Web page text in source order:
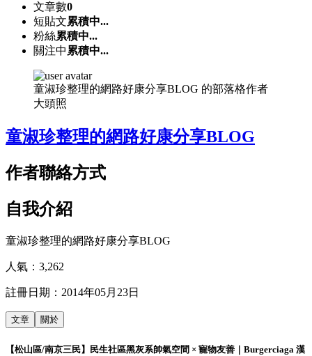
文章數0
短貼文累積中...
粉絲累積中...
關注中 累積中...
童淑珍整理的網路好康分享BLOG 的部落格作者
大頭照
童淑珍整理的網路好康分享BLOG
作者聯絡方式
自我介紹
童淑珍整理的網路好康分享BLOG
人氣： 3,262
註冊日期： 2014年05月23日
文章 關於
【松山區/南京三民】民生社區黑灰系帥氣空間 × 寵物友善｜Burgerciaga 漢